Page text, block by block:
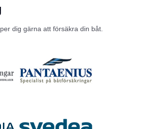
dig gärna att försäkra din båt.